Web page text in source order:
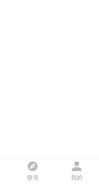
發現 我的